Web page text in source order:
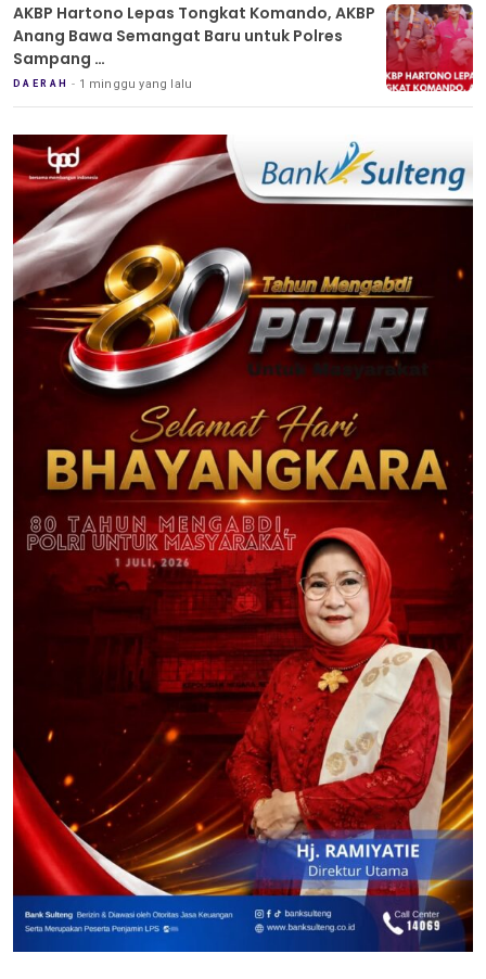
AKBP Hartono Lepas Tongkat Komando, AKBP
Anang Bawa Semangat Baru untuk Polres
Sampang
Tradisi Pedang Pora Iringi Sertijab Kapolres
Sampang
DAERAH 1 minggu yang lalu